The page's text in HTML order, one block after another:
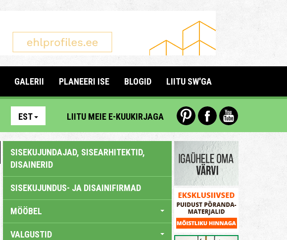
GALERII PLANEERI ISE BLOGID LIITU SW'GA
EST LIITU MEIE E-KUUKIRJAGA
SISEKUJUNDAJAD, SISEARHITEKTID,
DISAINERID
SISEKUJUNDUS- JA DISAINIFIRMAD
MÖÖBEL
VALGUSTID